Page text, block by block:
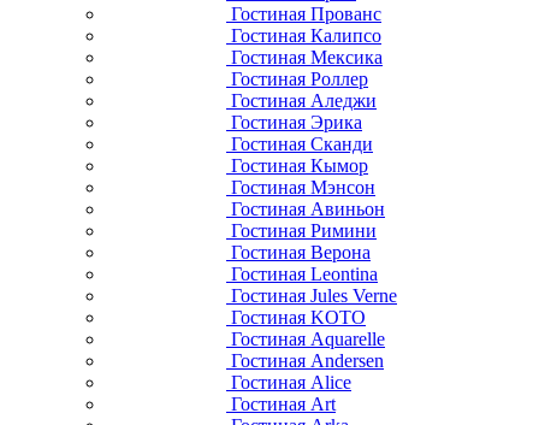
Гостиная Прованс
Гостиная Калипсо
Гостиная Мексика
Гостиная Роллер
Гостиная Аледжи
Гостиная Эрика
Гостиная Сканди
Гостиная Кымор
Гостиная Мэнсон
Гостиная Авиньон
Гостиная Римини
Гостиная Верона
Гостиная Leontina
Гостиная Jules Verne
Гостиная KOTO
Гостиная Aquarelle
Гостиная Andersen
Гостиная Alice
Гостиная Art